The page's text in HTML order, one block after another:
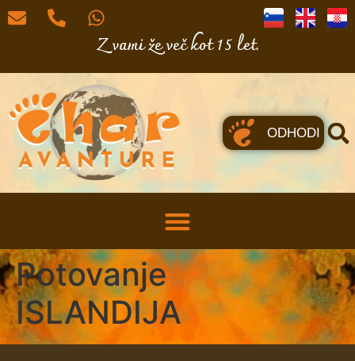
Z vami že več kot 15 let.
ODHODI
Potovanje
ISLANDIJA